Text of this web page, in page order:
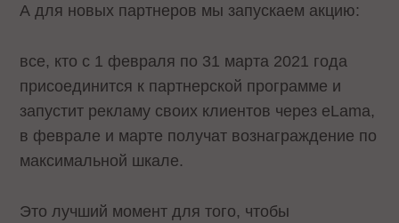
А для новых партнеров мы запускаем акцию:
все, кто с 1 февраля по 31 марта 2021 года
присоединится к партнерской программе и
запустит рекламу своих клиентов через eLama,
в феврале и марте получат вознаграждение по
максимальной шкале.
Это лучший момент для того, чтобы